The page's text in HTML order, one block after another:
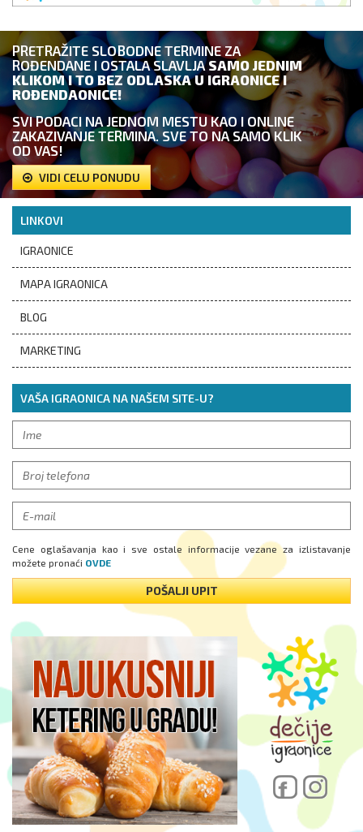
PRETRAŽITE SLOBODNE TERMINE ZA
ROĐENDANE I OSTALA SLAVLJASAMO JEDNIM
KLIKOM I TO BEZ ODLASKA U IGRAONICE I
ROĐENDAONICE!
SVI PODACI NA JEDNOM MESTU KAO I ONLINE
ZAKAZIVANJE TERMINA. SVE TO NA SAMO KLIK
OD VAS!
VIDI CELU PONUDU
LINKOVI
IGRAONICE
MAPA IGRAONICA
BLOG
MARKETING
VAŠA IGRAONICA NA NAŠEM SITE-U?
Cene oglašavanja kao i sve ostale informacije vezane za izlistavanje
možete pronaći OVDE
POŠALJI UPIT